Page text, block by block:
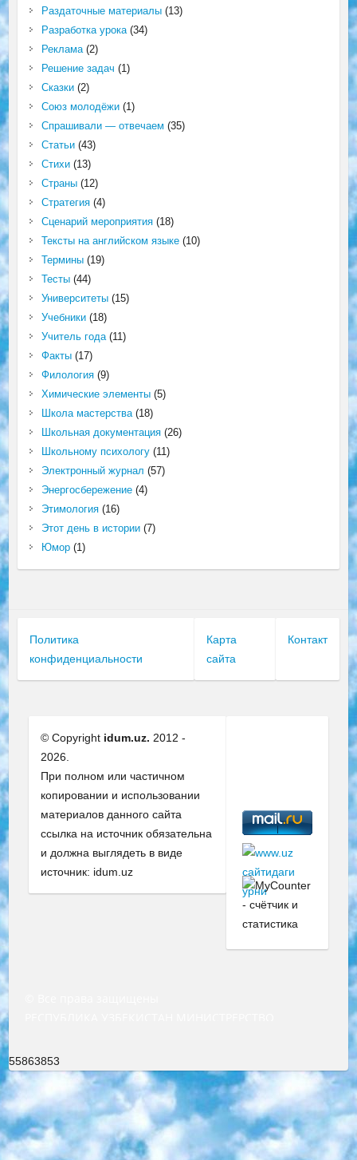
Раздаточные материалы(13)
Разработка урока(34)
Реклама(2)
Решение задач (1)
Сказки(2)
Союз молодёжи(1)
Спрашивали — отвечаем (35)
Статьи(43)
Стихи(13)
Страны(12)
Стратегия(4)
Сценарий мероприятия(18)
Тексты на английском языке(10)
Термины(19)
Тесты(44)
Университеты(15)
Учебники(18)
Учитель года(11)
Факты(17)
Филология(9)
Химические элементы(5)
Школа мастерства(18)
Школьная документация(26)
Школьному психологу(11)
Электронный журнал (57)
Энергосбережение(4)
Этимология(16)
Этот день в истории(7)
Юмор(1)
Политика
конфиденциальности
Карта
сайта
Контакт
© Copyright idum.uz. 2012 -
2026.
При полном или частичном
копировании и использовании
материалов данного сайта
ссылка на источник обязательна
и должна выглядеть в виде
источник: idum.uz
55863853